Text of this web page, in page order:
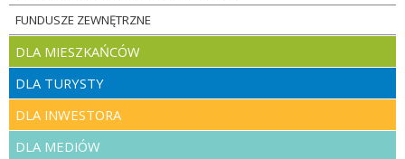
FUNDUSZE ZEWNĘTRZNE
DLA MIESZKAŃCÓW
DLA TURYSTY
DLA INWESTORA
DLA MEDIÓW